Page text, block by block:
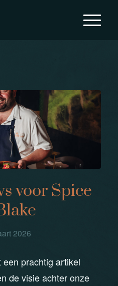
voor Spice
2026
prachtig artikel
de visie achter onze